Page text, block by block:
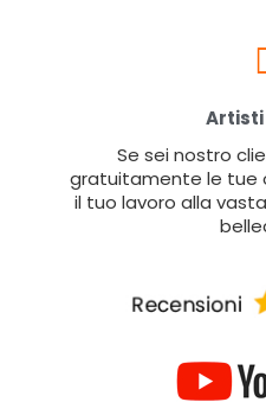
Artisti
Se sei nostro
gratuitamente le tue
il tuo lavoro alla